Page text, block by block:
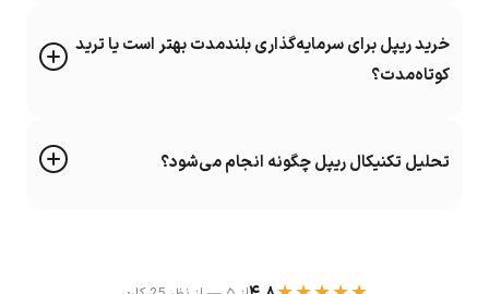
خرید ریپل برای سرمایه‌گذاری بلندمدت بهتر است یا ترید
کوتاه‌مدت؟
تحلیل تکنیکال ریپل چگونه انجام می‌شود؟